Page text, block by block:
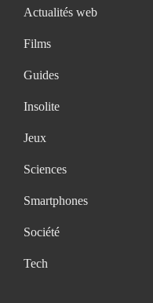
Actualités web
Films
Guides
Insolite
Jeux
Sciences
Smartphones
Société
Tech